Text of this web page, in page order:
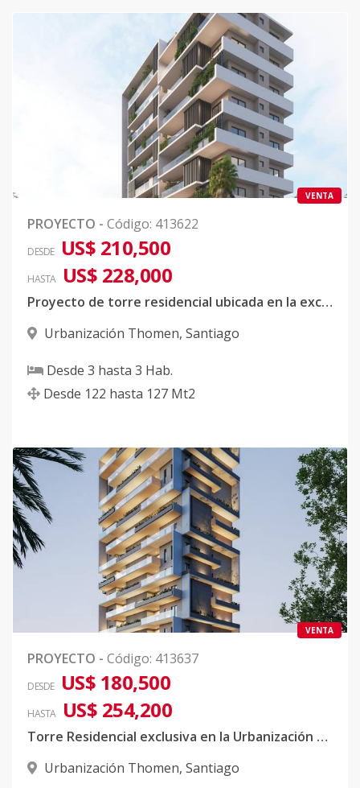
VENTA
PROYECTO - Código: 413622
DESDE US$ 210,500
HASTA US$ 228,000
Proyecto de torre residencial ubicada en la exclusiva urbanización Thomen, Santiago.
Urbanización Thomen, Santiago
Desde 3 hasta 3 Hab.
Desde 122 hasta 127 Mt2
VENTA
PROYECTO - Código: 413637
DESDE US$ 180,500
HASTA US$ 254,200
Torre Residencial exclusiva en la Urbanización Thomen
Urbanización Thomen, Santiago